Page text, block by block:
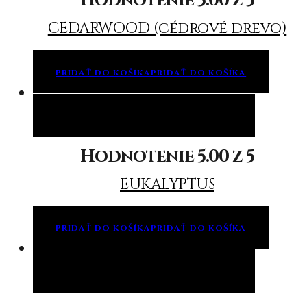
CEDARWOOD (cédrové drevo)
PRIDAŤ DO KOŠÍKAPRIDAŤ DO KOŠÍKA
Hodnotenie5.00z 5
EUKALYPTUS
PRIDAŤ DO KOŠÍKAPRIDAŤ DO KOŠÍKA